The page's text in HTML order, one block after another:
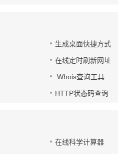
生成桌面快捷方式
在线定时刷新网址
Whois查询工具
HTTP状态码查询
在线科学计算器